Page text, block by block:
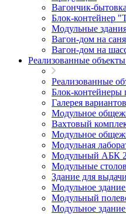
Вагончик-бытовка
Блок-контейнер
Модульные
Вагон-дом на
Вагон-дом на
Реализованные объекты
Реализованные
Блок-контейнеры
Галерея
Модульное
Вахтовый
Модульное
Модульная
Модульный АБК
Модульные
Здание для
Модульное
Модульный
Модульное